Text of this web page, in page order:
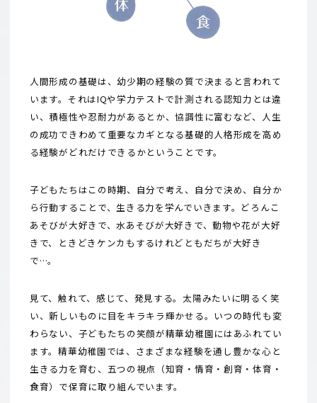
人間形成の基礎は、幼少期の経験の質で決まると言われて
います。それはIQや学力テストで計測される認知力とは違
い、積極性や忍耐力があるとか、協調性に富むなど、人生
の成功できわめて重要なカギとなる基礎的人格形成を高め
る経験がどれだけできるかということです。
子どもたちはこの時期、自分で考え、自分で決め、自分か
ら行動することで、生きる力を学んでいきます。どろんこ
あそびが大好きで、水あそびが大好きで、動物や花が大好
きで、ときどきケンカもするけれどともだちが大好き
で…。
見て、触れて、感じて、発見する。太陽みたいに明るく笑
い、新しいものに目をキラキラ輝かせる。いつの時代も変
わらない、子どもたちの笑顔が精華幼稚園にはあふれてい
ます。精華幼稚園では、さまざまな経験を通し豊かな心と
生きる力を育む、五つの視点（知育・情育・創育・体育・
食育）で保育に取り組んでいます。